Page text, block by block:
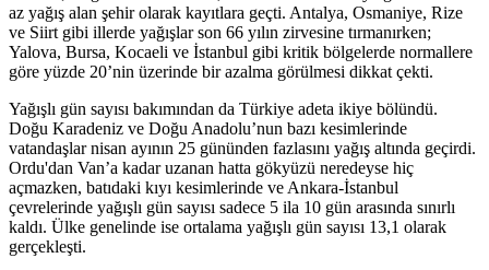
az yağış alan şehir olarak kayıtlara geçti. Antalya, Osmaniye, Rize
ve Siirt gibi illerde yağışlar son 66 yılın zirvesine tırmanırken;
Yalova, Bursa, Kocaeli ve İstanbul gibi kritik bölgelerde normallere
göre yüzde 20’nin üzerinde bir azalma görülmesi dikkat çekti.
Yağışlı gün sayısı bakımından da Türkiye adeta ikiye bölündü.
Doğu Karadeniz ve Doğu Anadolu’nun bazı kesimlerinde
vatandaşlar nisan ayının 25 gününden fazlasını yağış altında geçirdi.
Ordu'dan Van’a kadar uzanan hatta gökyüzü neredeyse hiç
açmazken, batıdaki kıyı kesimlerinde ve Ankara-İstanbul
çevrelerinde yağışlı gün sayısı sadece 5 ila 10 gün arasında sınırlı
kaldı. Ülke genelinde ise ortalama yağışlı gün sayısı 13,1 olarak
gerçekleşti.